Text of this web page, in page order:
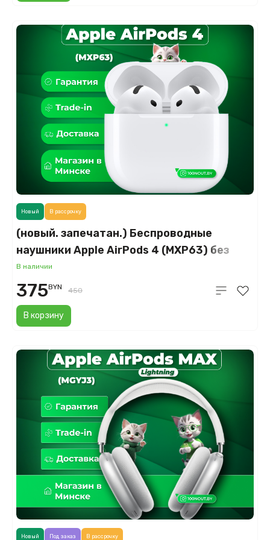
(новый. запечатан.) Беспроводные
наушники Apple AirPods 4 (MXP63) без
активного шумоподавления
В наличии
В корзину
Новый В рассрочку
375BYN 450
Новый Под заказ В рассрочку